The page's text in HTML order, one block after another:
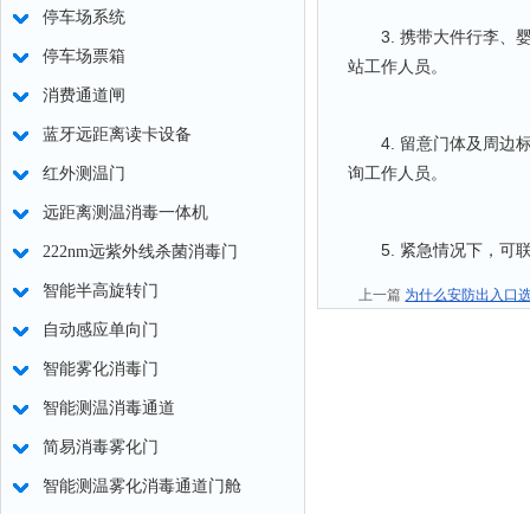
停车场系统
停车场票箱
消费通道闸
蓝牙远距离读卡设备
红外测温门
远距离测温消毒一体机
222nm远紫外线杀菌消毒门
智能半高旋转门
自动感应单向门
智能雾化消毒门
智能测温消毒通道
简易消毒雾化门
智能测温雾化消毒通道门舱
3. 携带大件行李、婴
站工作人员。
4. 留意门体及周边标
询工作人员。
5. 紧急情况下，可联
上一篇 为什么安防出入口